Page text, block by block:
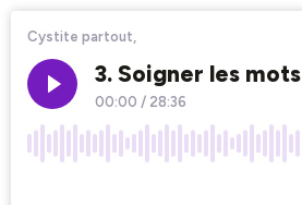
Cystite partout,
3. Soigner les mots
00:00 / 28:36